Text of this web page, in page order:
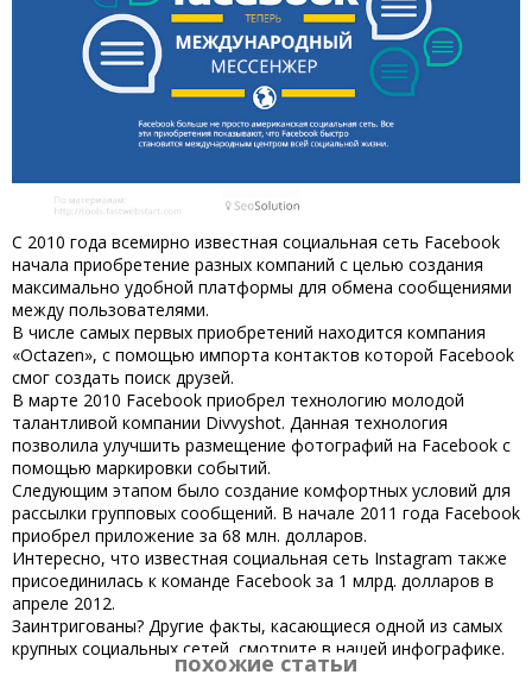
С 2010 года всемирно известная социальная сеть Facebook
начала приобретение разных компаний с целью создания
максимально удобной платформы для обмена сообщениями
между пользователями.
В числе самых первых приобретений находится компания
«Octazen», с помощью импорта контактов которой Facebook
смог создать поиск друзей.
В марте 2010 Facebook приобрел технологию молодой
талантливой компании Divvyshot. Данная технология
позволила улучшить размещение фотографий на Facebook с
помощью маркировки событий.
Следующим этапом было создание комфортных условий для
рассылки групповых сообщений. В начале 2011 года Facebook
приобрел приложение за 68 млн. долларов.
Интересно, что известная социальная сеть Instagram также
присоединилась к команде Facebook за 1 млрд. долларов в
апреле 2012.
Заинтригованы? Другие факты, касающиеся одной из самых
крупных социальных сетей, смотрите в нашей инфографике.
похожие статьи